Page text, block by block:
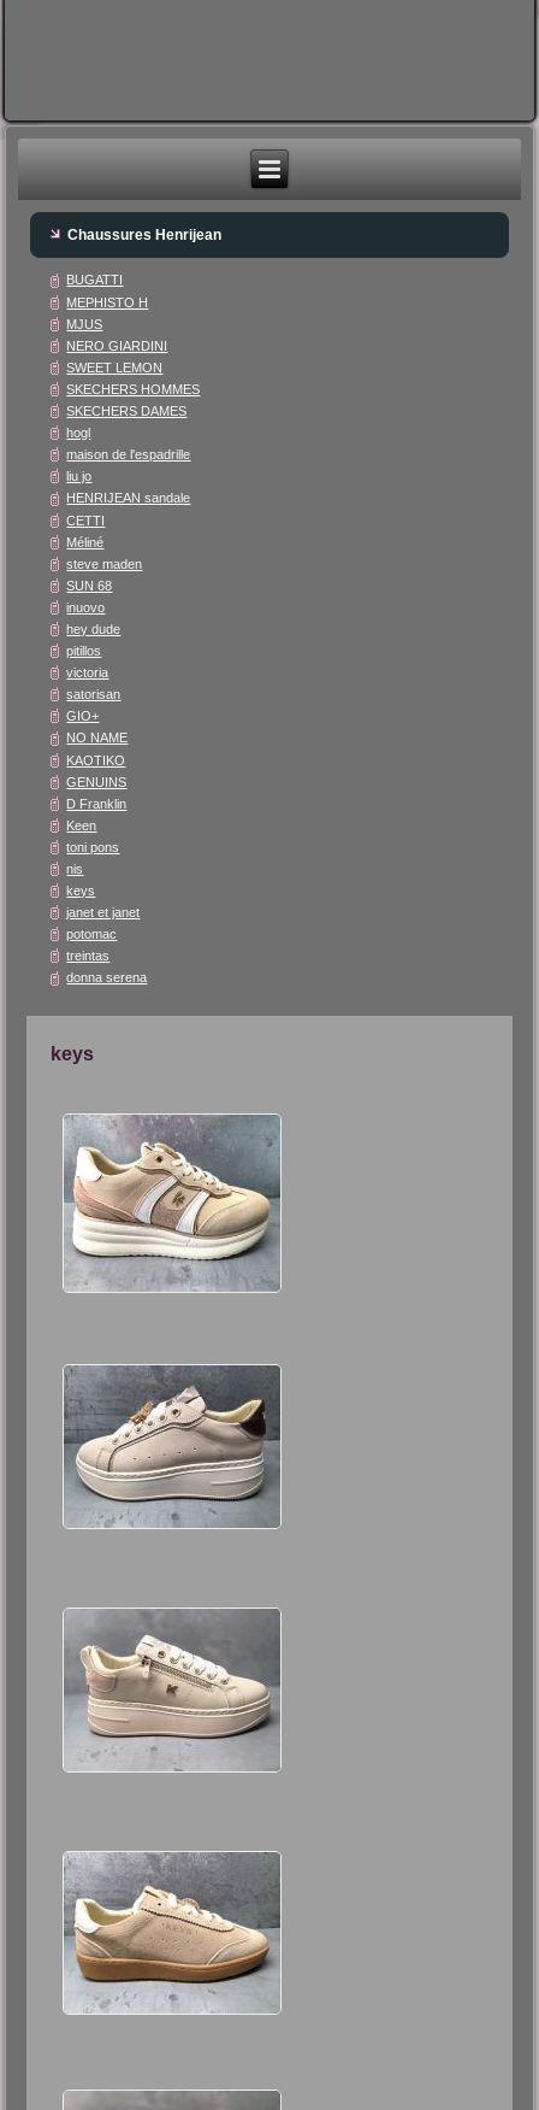
Chaussures Henrijean
BUGATTI
MEPHISTO H
MJUS
NERO GIARDINI
SWEET LEMON
SKECHERS HOMMES
SKECHERS DAMES
hogl
maison de l'espadrille
liu jo
HENRIJEAN sandale
CETTI
Méliné
steve maden
SUN 68
inuovo
hey dude
pitillos
victoria
satorisan
GIO+
NO NAME
KAOTIKO
GENUINS
D Franklin
Keen
toni pons
nis
keys
janet et janet
potomac
treintas
donna serena
keys